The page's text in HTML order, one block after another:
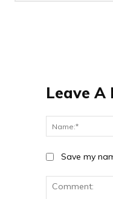
Leave A
Save my